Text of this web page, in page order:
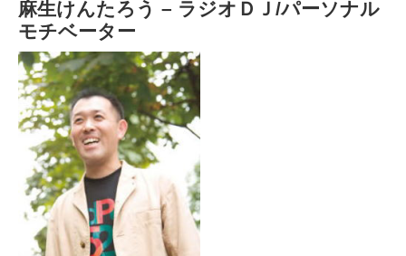
麻生けんたろう – ラジオＤＪ/パーソナル
モチベーター